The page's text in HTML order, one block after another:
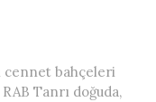
cennet bahçeleri
Tanrı doğuda,